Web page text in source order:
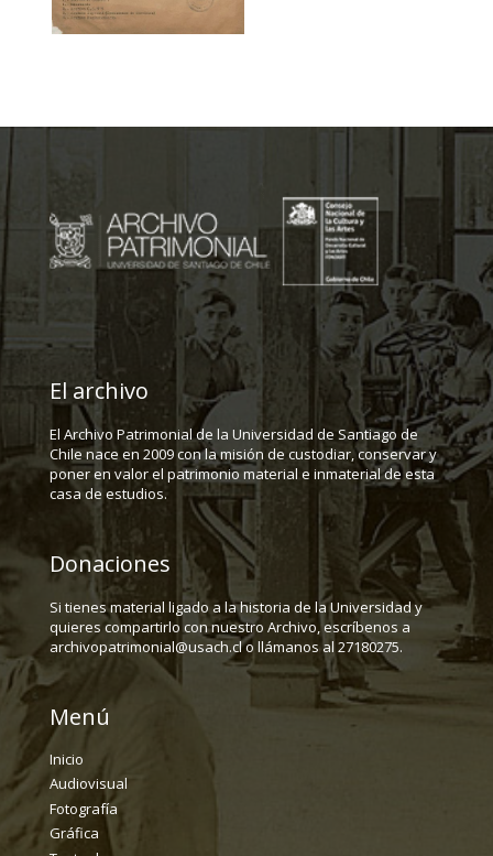
El archivo
El Archivo Patrimonial de la Universidad de Santiago de
Chile nace en 2009 con la misión de custodiar, conservar y
poner en valor el patrimonio material e inmaterial de esta
casa de estudios.
Donaciones
Si tienes material ligado a la historia de la Universidad y
quieres compartirlo con nuestro Archivo, escríbenos a
archivopatrimonial@usach.cl o llámanos al 27180275.
Menú
Inicio
Audiovisual
Fotografía
Gráfica